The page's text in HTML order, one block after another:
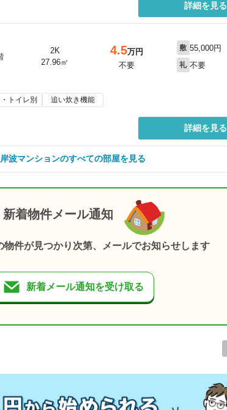
詳細を見る
2K
27.96㎡
4.5万円
不要
敷 55,000円
礼 不要
トイレ別 追い炊き機能
詳細を見る
岸波マンションのすべての部屋を見る
新着物件メール通知
物件が見つかり次第、メールでお知らせします
新着メール通知を受け取る